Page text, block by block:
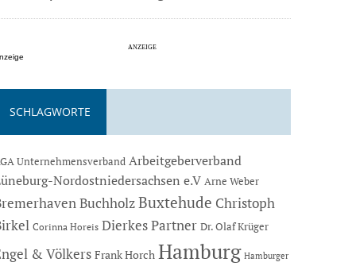
SCHLAGWORTE
Unternehmensverband Arbeitgeberverband
Nordostniedersachsen e.V Arne Weber
BuchholzBuxtehude Christoph
Corinna Horeis Dierkes Partner Dr. Olaf Krüger
& Völkers Frank Horch Hamburg Hamburger